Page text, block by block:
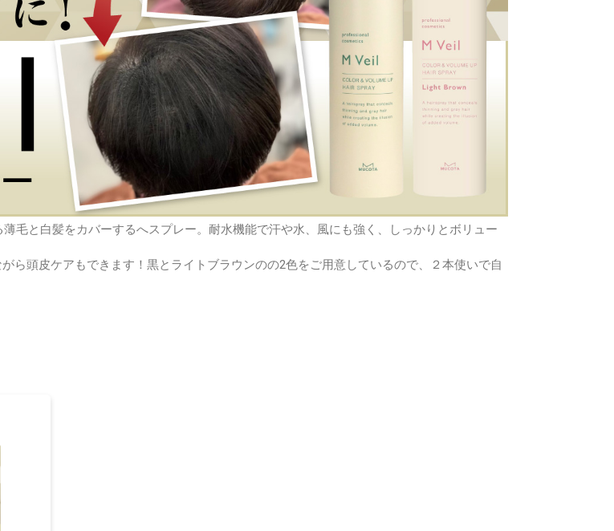
毛と白髪をカバーするへスプレー。耐水機能で汗や水、風にも強く、しっかりとボリュー
ら頭皮ケアもできます！黒とライトブラウンのの2色をご用意しているので、２本使いで自